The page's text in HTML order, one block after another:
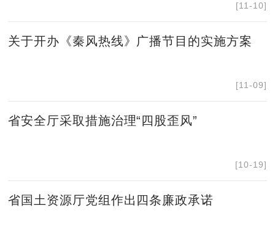
[11-10]
关于开办《秦风热线》广播节目的实施方案
[11-09]
省安全厅采取措施治理“四股歪风”
[10-19]
省国土资源厅党组作出四条廉政承诺